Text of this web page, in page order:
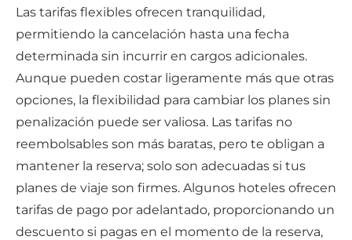
Las tarifas flexibles ofrecen tranquilidad,
permitiendo la cancelación hasta una fecha
determinada sin incurrir en cargos adicionales.
Aunque pueden costar ligeramente más que otras
opciones, la flexibilidad para cambiar los planes sin
penalización puede ser valiosa. Las tarifas no
reembolsables son más baratas, pero te obligan a
mantener la reserva; solo son adecuadas si tus
planes de viaje son firmes. Algunos hoteles ofrecen
tarifas de pago por adelantado, proporcionando un
descuento si pagas en el momento de la reserva,